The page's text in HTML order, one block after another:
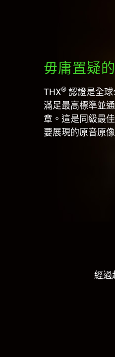
毋庸置疑
THX® 認證是全
滿足最高標準並
章。這是同級最
要展現的原音原像
經過